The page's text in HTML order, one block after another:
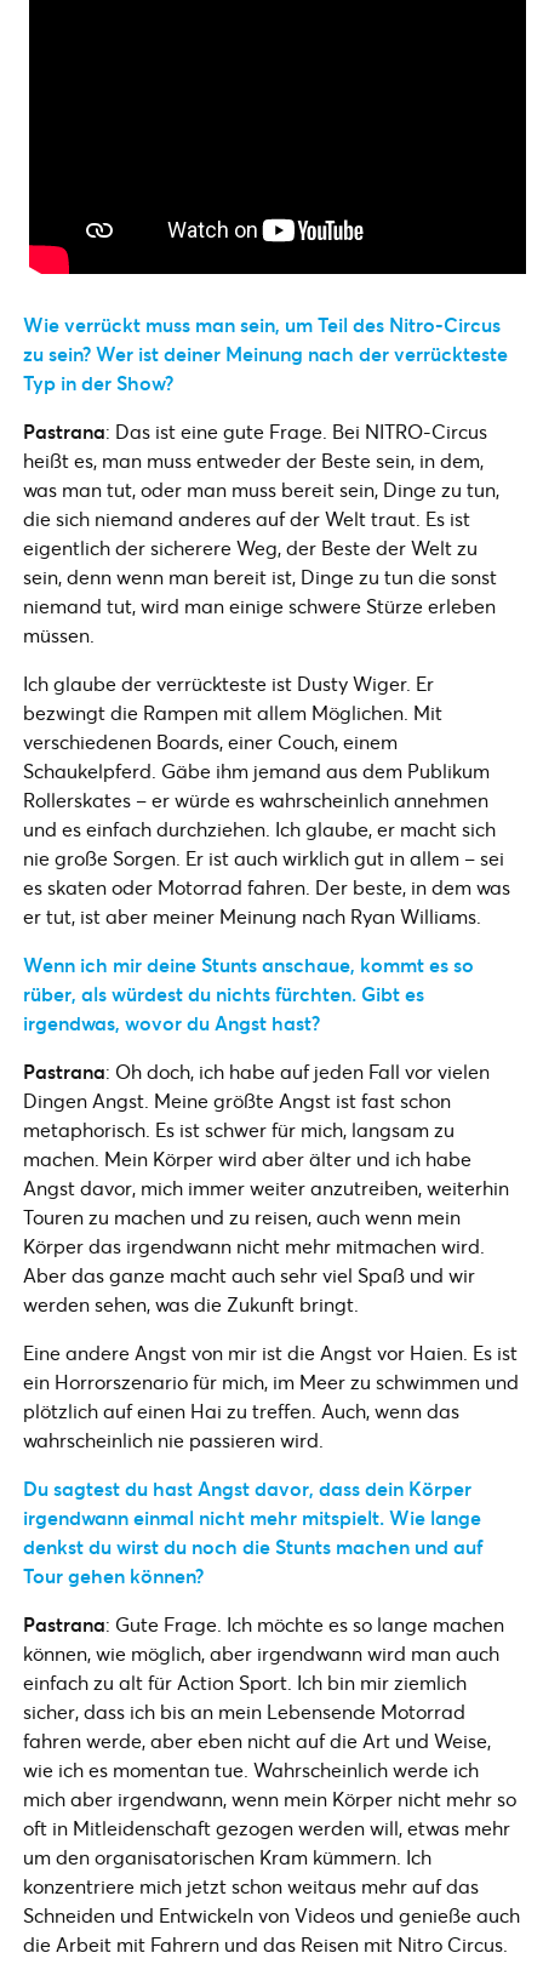
Wie verrückt muss man sein, um Teil des Nitro-Circus
zu sein? Wer ist deiner Meinung nach der verrückteste
Typ in der Show?
Pastrana: Das ist eine gute Frage. Bei NITRO-Circus
heißt es, man muss entweder der Beste sein, in dem,
was man tut, oder man muss bereit sein, Dinge zu tun,
die sich niemand anderes auf der Welt traut. Es ist
eigentlich der sicherere Weg, der Beste der Welt zu
sein, denn wenn man bereit ist, Dinge zu tun die sonst
niemand tut, wird man einige schwere Stürze erleben
müssen.
Ich glaube der verrückteste ist Dusty Wiger. Er
bezwingt die Rampen mit allem Möglichen. Mit
verschiedenen Boards, einer Couch, einem
Schaukelpferd. Gäbe ihm jemand aus dem Publikum
Rollerskates – er würde es wahrscheinlich annehmen
und es einfach durchziehen. Ich glaube, er macht sich
nie große Sorgen. Er ist auch wirklich gut in allem – sei
es skaten oder Motorrad fahren. Der beste, in dem was
er tut, ist aber meiner Meinung nach Ryan Williams.
Wenn ich mir deine Stunts anschaue, kommt es so
rüber, als würdest du nichts fürchten. Gibt es
irgendwas, wovor du Angst hast?
Pastrana: Oh doch, ich habe auf jeden Fall vor vielen
Dingen Angst. Meine größte Angst ist fast schon
metaphorisch. Es ist schwer für mich, langsam zu
machen. Mein Körper wird aber älter und ich habe
Angst davor, mich immer weiter anzutreiben, weiterhin
Touren zu machen und zu reisen, auch wenn mein
Körper das irgendwann nicht mehr mitmachen wird.
Aber das ganze macht auch sehr viel Spaß und wir
werden sehen, was die Zukunft bringt.
Eine andere Angst von mir ist die Angst vor Haien. Es ist
ein Horrorszenario für mich, im Meer zu schwimmen und
plötzlich auf einen Hai zu treffen. Auch, wenn das
wahrscheinlich nie passieren wird.
Du sagtest du hast Angst davor, dass dein Körper
irgendwann einmal nicht mehr mitspielt. Wie lange
denkst du wirst du noch die Stunts machen und auf
Tour gehen können?
Pastrana: Gute Frage. Ich möchte es so lange machen
können, wie möglich, aber irgendwann wird man auch
einfach zu alt für Action Sport. Ich bin mir ziemlich
sicher, dass ich bis an mein Lebensende Motorrad
fahren werde, aber eben nicht auf die Art und Weise,
wie ich es momentan tue. Wahrscheinlich werde ich
mich aber irgendwann, wenn mein Körper nicht mehr so
oft in Mitleidenschaft gezogen werden will, etwas mehr
um den organisatorischen Kram kümmern. Ich
konzentriere mich jetzt schon weitaus mehr auf das
Schneiden und Entwickeln von Videos und genieße auch
die Arbeit mit Fahrern und das Reisen mit Nitro Circus.